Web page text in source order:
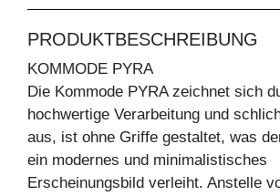
PRODUKTBESCHREIBUNG
KOMMODE PYRA
Die Kommode PYRA zeichnet sich
hochwertige Verarbeitung und
aus, ist ohne Griffe gestaltet, was
ein modernes und minimalistisches
Erscheinungsbild verleiht. Anstelle